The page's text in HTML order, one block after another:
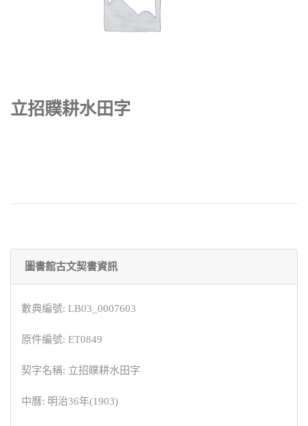
立招贌耕水田字
圖書館古文契書資訊
數典編號: LB03_0007603
原件編號: ET0849
契字名稱: 立招贌耕水田字
中曆: 明治36年(1903)